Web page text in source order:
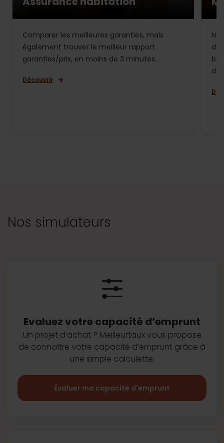
Comparer les meilleures garanties, mais
également trouver le meilleur rapport
garanties/prix, en moins de 3 minutes.
Découvrir
de
de
Nos simulateurs
Evaluez votre capacité d’emprunt
Un projet d’achat ? Meilleurtaux vous propose
de connaître votre capacité d’emprunt grâce à
une simple calculette.
Évaluer ma capacité d'emprunt